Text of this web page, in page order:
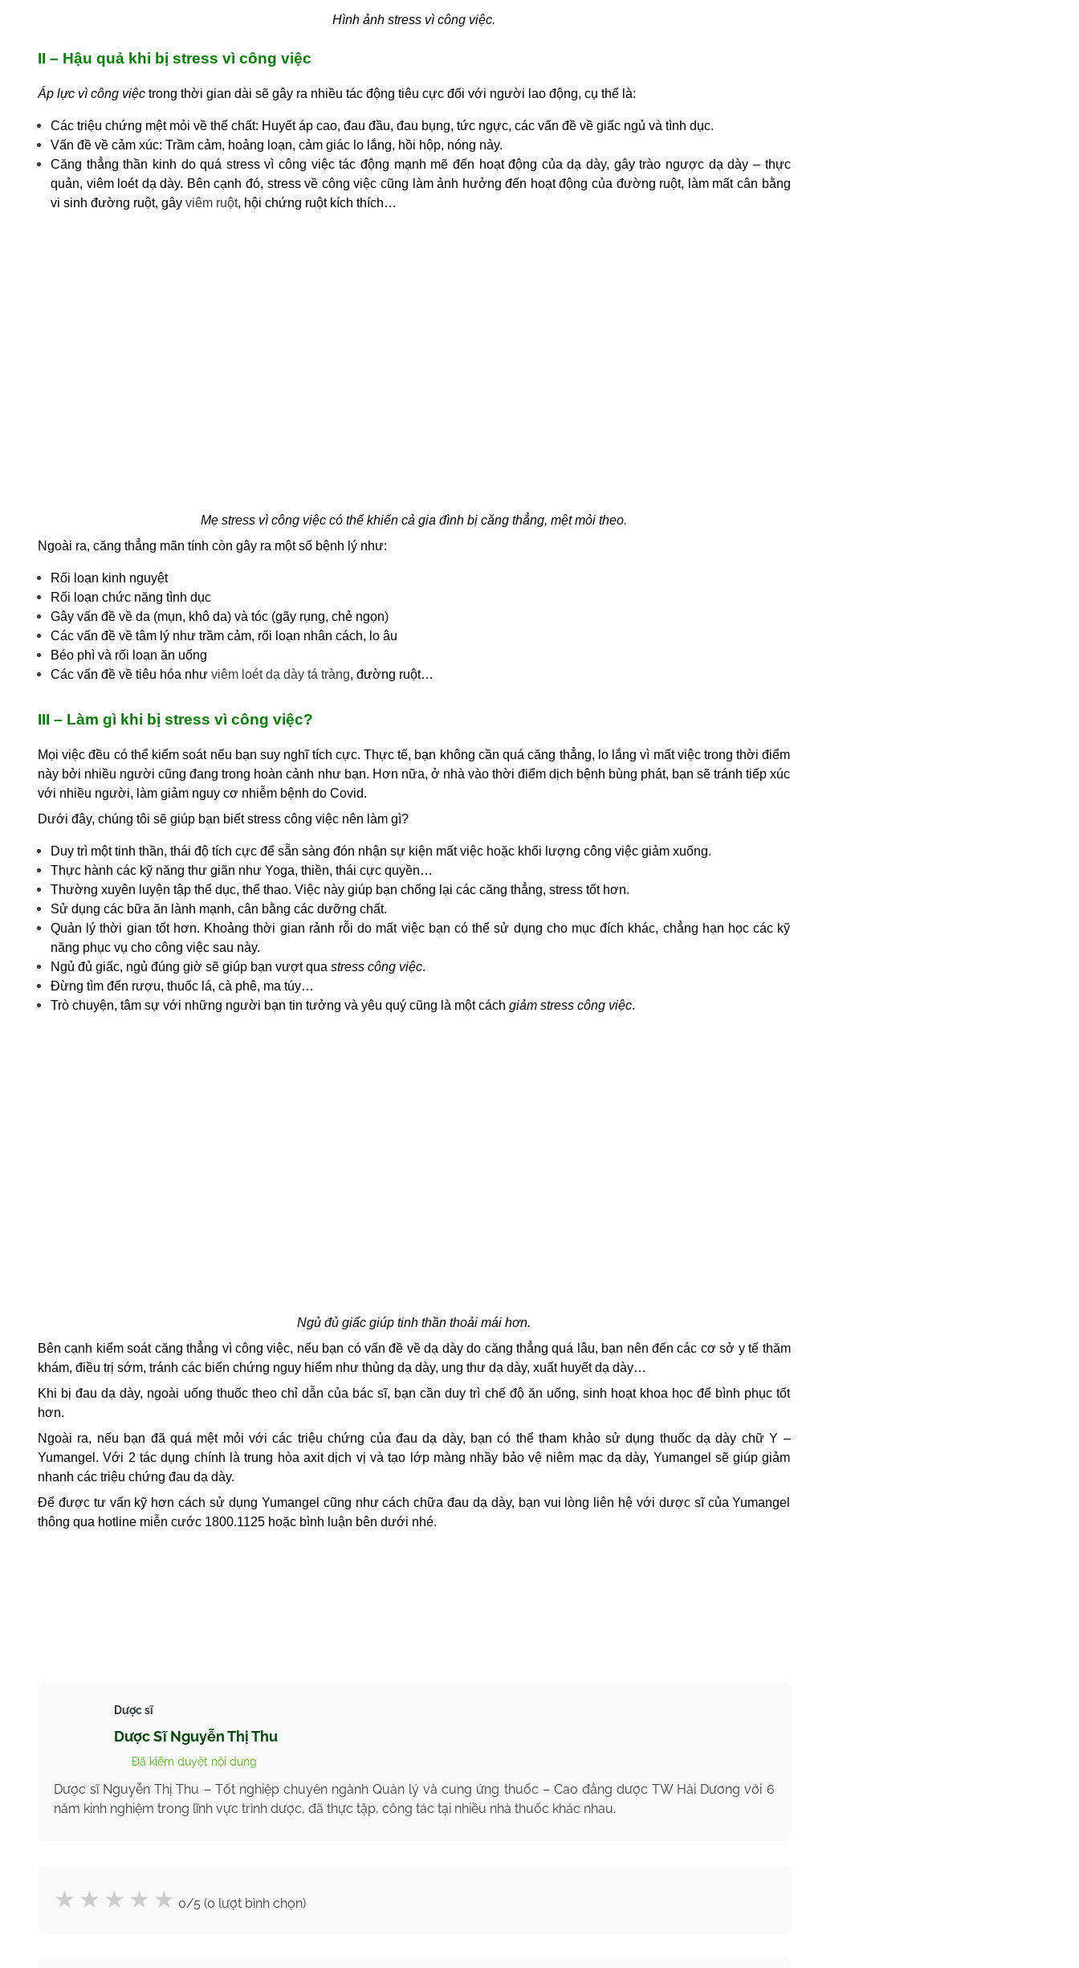
Hình ảnh stress vì công việc.
II – Hậu quả khi bị stress vì công việc
Áp lực vì công việc trong thời gian dài sẽ gây ra nhiều tác động tiêu cực đối với người lao động, cụ thể là:
Các triệu chứng mệt mỏi về thể chất: Huyết áp cao, đau đầu, đau bụng, tức ngực, các vấn đề về giấc ngủ và tình dục.
Vấn đề về cảm xúc: Trầm cảm, hoảng loạn, cảm giác lo lắng, hồi hộp, nóng nảy.
Căng thẳng thần kinh doquá stress vì công việctác động mạnh mẽ đến hoạt động của dạ dày, gây trào ngược dạ dày – thực
quản, viêm loét dạ dày. Bên cạnh đó, stress về công việc cũng làm ảnh hưởng đến hoạt động của đường ruột, làm mất cân bằng
vi sinh đường ruột, gây viêm ruột, hội chứng ruột kích thích…
Mẹ stress vì công việccó thể khiến cả gia đình bị căng thẳng, mệt mỏi theo.
Ngoài ra, căng thẳng mãn tính còn gây ra một số bệnh lý như:
Rối loạn kinh nguyệt
Rối loạn chức năng tình dục
Gây vấn đề về da (mụn, khô da) và tóc (gãy rụng, chẻ ngọn)
Các vấn đề về tâm lý như trầm cảm, rối loạn nhân cách, lo âu
Béo phì và rối loạn ăn uống
Các vấn đề về tiêu hóa như viêm loét dạ dày tá tràng, đường ruột…
III – Làm gì khi bị stress vì công việc?
Mọi việc đều có thể kiểm soát nếu bạn suy nghĩ tích cực. Thực tế, bạn không cần quá căng thẳng, lo lắng vì mất việc trong thời điểm
này bởi nhiều người cũng đang trong hoàn cảnh như bạn. Hơn nữa, ở nhà vào thời điểm dịch bệnh bùng phát, bạn sẽ tránh tiếp xúc
với nhiều người, làm giảm nguy cơ nhiễm bệnh do Covid.
Dưới đây, chúng tôi sẽ giúp bạn biếtstress công việc nên làm gì?
Duy trì một tinh thần, thái độ tích cực để sẵn sàng đón nhận sự kiện mất việc hoặc khối lượng công việc giảm xuống.
Thực hành các kỹ năng thư giãn như Yoga, thiền, thái cực quyền…
Thường xuyên luyện tập thể dục, thể thao. Việc này giúp bạn chống lại các căng thẳng, stress tốt hơn.
Sử dụng các bữa ăn lành mạnh, cân bằng các dưỡng chất.
Quản lý thời gian tốt hơn. Khoảng thời gian rảnh rỗi do mất việc bạn có thể sử dụng cho mục đích khác, chẳng hạn học các kỹ
năng phục vụ cho công việc sau này.
Ngủ đủ giấc, ngủ đúng giờ sẽ giúp bạn vượt qua stress công việc.
Đừng tìm đến rượu, thuốc lá, cà phê, ma túy…
Trò chuyện, tâm sự với những người bạn tin tưởng và yêu quý cũng là một cách giảm stress công việc.
Ngủ đủ giấc giúp tinh thần thoải mái hơn.
Bên cạnh kiểm soát căng thẳng vì công việc, nếu bạn có vấn đề về dạ dày do căng thẳng quá lâu, bạn nên đến các cơ sở y tế thăm
khám, điều trị sớm, tránh các biến chứng nguy hiểm như thủng dạ dày, ung thư dạ dày, xuất huyết dạ dày…
Khi bị đau dạ dày, ngoài uống thuốc theo chỉ dẫn của bác sĩ, bạn cần duy trì chế độ ăn uống, sinh hoạt khoa học để bình phục tốt
hơn.
Ngoài ra, nếu bạn đã quá mệt mỏi với các triệu chứng của đau dạ dày, bạn có thể tham khảo sử dụng thuốc dạ dày chữ Y –
Yumangel. Với 2 tác dụng chính là trung hòa axit dịch vị và tạo lớp màng nhầy bảo vệ niêm mạc dạ dày, Yumangel sẽ giúp giảm
nhanh các triệu chứng đau dạ dày.
Để được tư vấn kỹ hơn cách sử dụng Yumangel cũng như cách chữa đau dạ dày, bạn vui lòng liên hệ với dược sĩ của Yumangel
thông qua hotline miễn cước 1800.1125 hoặc bình luận bên dưới nhé.
Dược sĩ
Dược Sĩ Nguyễn Thị Thu
Đã kiểm duyệt nội dung
Dược sĩ Nguyễn Thị Thu – Tốt nghiệp chuyên ngành Quản lý và cung ứng thuốc – Cao đẳng dược TW Hải Dương với 6
năm kinh nghiệm trong lĩnh vực trình dược, đã thực tập, công tác tại nhiều nhà thuốc khác nhau.
0/5 (0 lượt bình chọn)